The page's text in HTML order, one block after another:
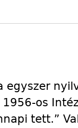
egyszer
1956-os
tett.”